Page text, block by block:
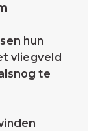
hun
vliegveld
te